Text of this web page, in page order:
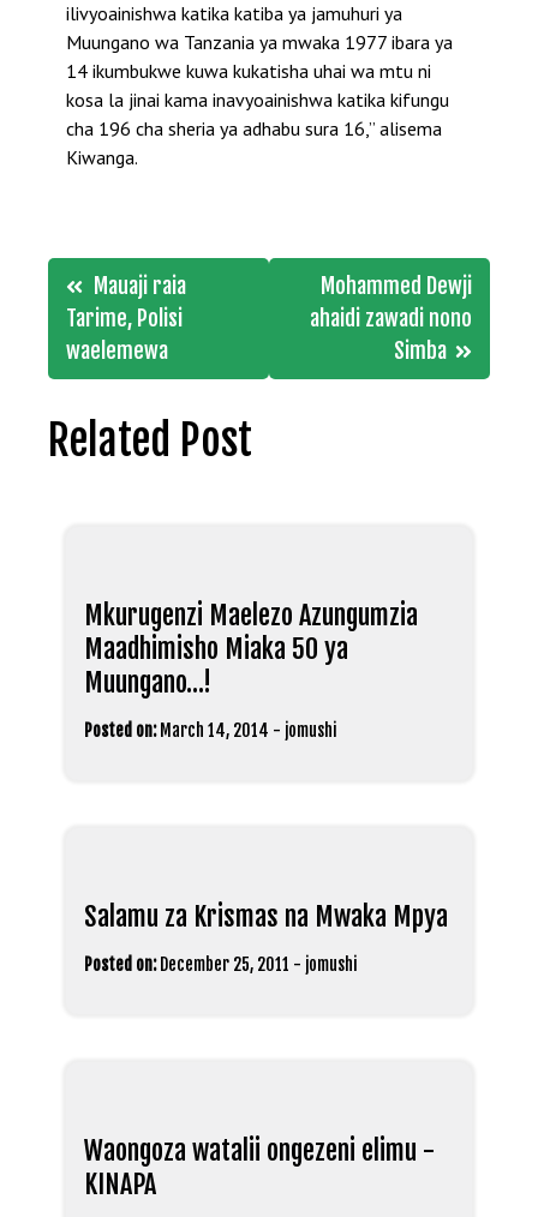
ilivyoainishwa katika katiba ya jamuhuri ya
Muungano wa Tanzania ya mwaka 1977 ibara ya
14 ikumbukwe kuwa kukatisha uhai wa mtu ni
kosa la jinai kama inavyoainishwa katika kifungu
cha 196 cha sheria ya adhabu sura 16,” alisema
Kiwanga.
Post
navigation
Mauaji raia
Tarime, Polisi
waelemewa
Mohammed Dewji
ahaidi zawadi nono
Simba
Related Post
Mkurugenzi Maelezo Azungumzia
Maadhimisho Miaka 50 ya
Muungano…!
Posted on: March 14, 2014 - jomushi
Salamu za Krismas na Mwaka Mpya
Posted on: December 25, 2011 - jomushi
Waongoza watalii ongezeni elimu -
KINAPA